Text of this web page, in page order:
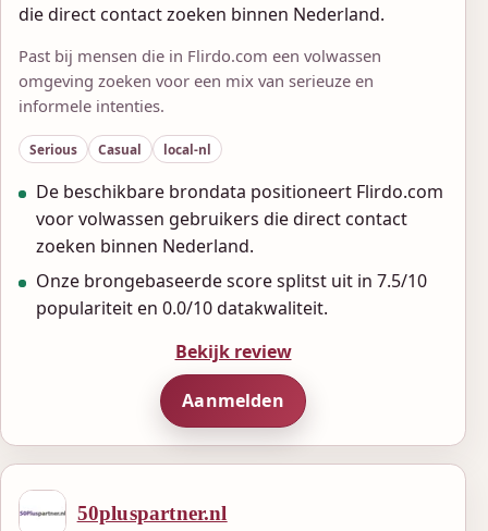
die direct contact zoeken binnen Nederland.
Past bij mensen die in Flirdo.com een volwassen
omgeving zoeken voor een mix van serieuze en
informele intenties.
Serious Casual local-nl
De beschikbare brondata positioneert Flirdo.com
voor volwassen gebruikers die direct contact
zoeken binnen Nederland.
Onze brongebaseerde score splitst uit in 7.5/10
populariteit en 0.0/10 datakwaliteit.
Bekijk review
Aanmelden
50pluspartner.nl